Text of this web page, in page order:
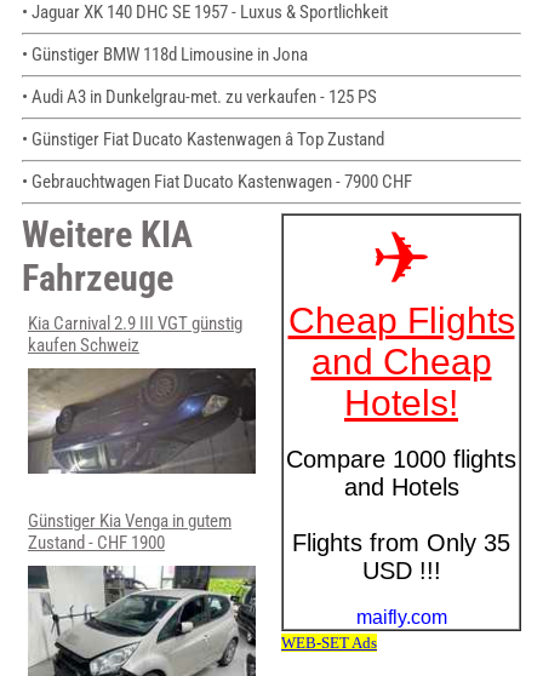
• Jaguar XK 140 DHC SE 1957 - Luxus & Sportlichkeit
• Günstiger BMW 118d Limousine in Jona
• Audi A3 in Dunkelgrau-met. zu verkaufen - 125 PS
• Günstiger Fiat Ducato Kastenwagen â Top Zustand
• Gebrauchtwagen Fiat Ducato Kastenwagen - 7900 CHF
Weitere KIA
Fahrzeuge
Kia Carnival 2.9 III VGT günstig
kaufen Schweiz
Günstiger Kia Venga in gutem
Zustand - CHF 1900